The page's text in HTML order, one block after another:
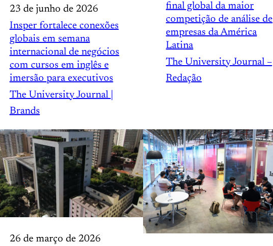
23 de junho de 2026
Insper fortalece conexões
globais em semana
internacional de negócios
com cursos em inglês e
imersão para executivos
The University Journal |
Brands
final global da maior
competição de análise de
empresas da América
Latina
The University Journal –
Redação
26 de março de 2026